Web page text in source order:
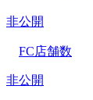
非公開
FC店舗数
非公開